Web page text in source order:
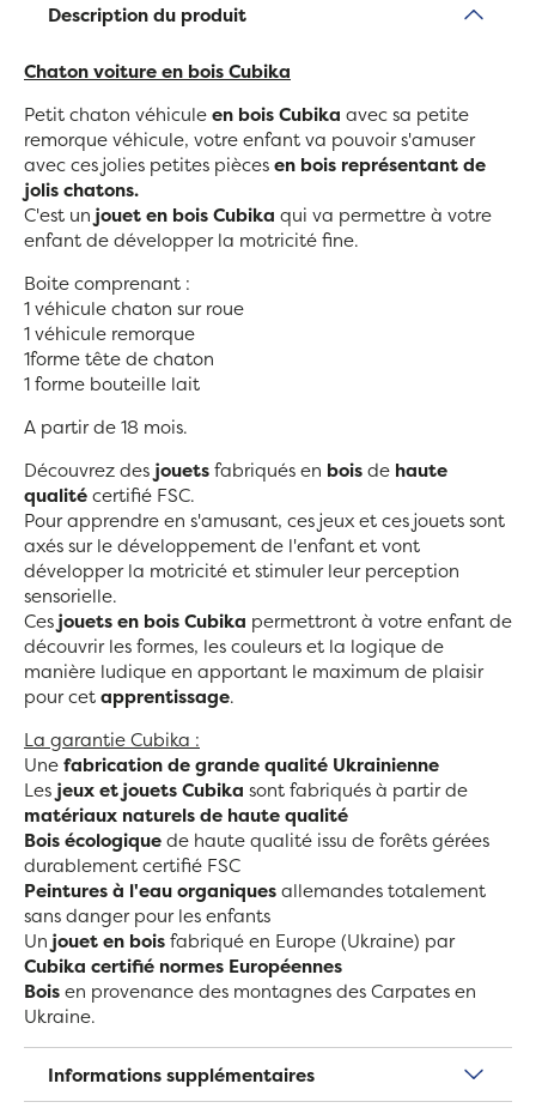
Description du produit
Chaton voiture en bois Cubika
Petit chaton véhiculeen bois Cubika avec sa petite
remorque véhicule, votre enfant va pouvoir s'amuser
avec ces jolies petites piècesen bois représentant de
jolis chatons.
C'est un jouet en boisCubika qui va permettre à votre
enfant de développer la motricité fine.
Boite comprenant :
1 véhicule chaton sur roue
1 véhicule remorque
1forme tête de chaton
1 forme bouteille lait
A partir de 18 mois.
Découvrez des jouetsfabriqués en boisde haute
qualitécertifié FSC.
Pour apprendre en s'amusant, ces jeux et ces jouets sont
axés sur le développement de l'enfant et vont
développer la motricité et stimuler leur perception
sensorielle.
Cesjouets en boisCubika permettront à votre enfant de
découvrir les formes, les couleurs et la logique de
manière ludique en apportant le maximum de plaisir
pour cetapprentissage.
La garantie Cubika :
Unefabrication de grande qualité Ukrainienne
Les jeux et jouets Cubika sont fabriqués à partir de
matériaux naturels de haute qualité
Bois écologiquede haute qualité issu de forêts gérées
durablement certifié FSC
Peintures à l'eau organiquesallemandes totalement
sans danger pour les enfants
Un jouet en boisfabriqué en Europe (Ukraine) par
Cubika certifié normes Européennes
Boisen provenance des montagnes des Carpates en
Ukraine.
Informations supplémentaires